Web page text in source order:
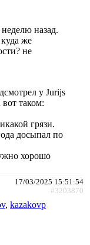
назад.
же
не
у Jurijs
таком:
грязи.
досыпал по
хорошо
17/03/2025 15:51:54
#3203870
, kazakovp